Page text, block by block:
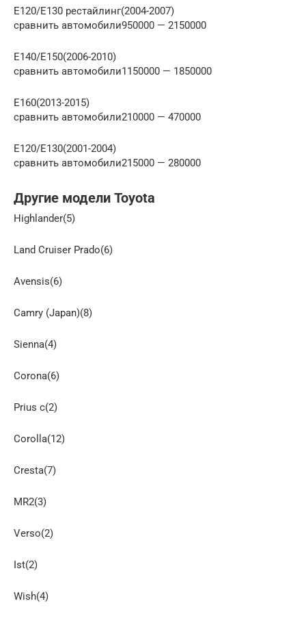
E120/E130 рестайлинг(2004-2007)
сравнить автомобили950000 — 2150000
E140/E150(2006-2010)
сравнить автомобили1150000 — 1850000
E160(2013-2015)
сравнить автомобили210000 — 470000
E120/E130(2001-2004)
сравнить автомобили215000 — 280000
Другие модели Toyota
Highlander(5)
Land Cruiser Prado(6)
Avensis(6)
Camry (Japan)(8)
Sienna(4)
Corona(6)
Prius c(2)
Corolla(12)
Cresta(7)
MR2(3)
Verso(2)
Ist(2)
Wish(4)